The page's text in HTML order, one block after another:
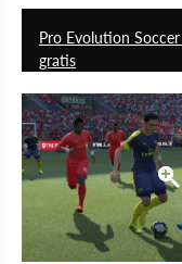
Pro Evolution
gratis